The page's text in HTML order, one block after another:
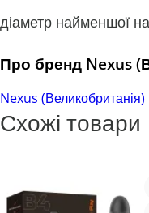
діаметр найменшої
Про бренд Nexus
Nexus (Великобританія)
Схожі товари